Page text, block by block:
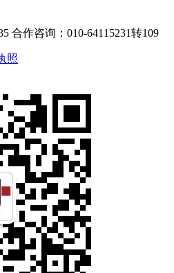
合作咨询：010-64115231转109
照